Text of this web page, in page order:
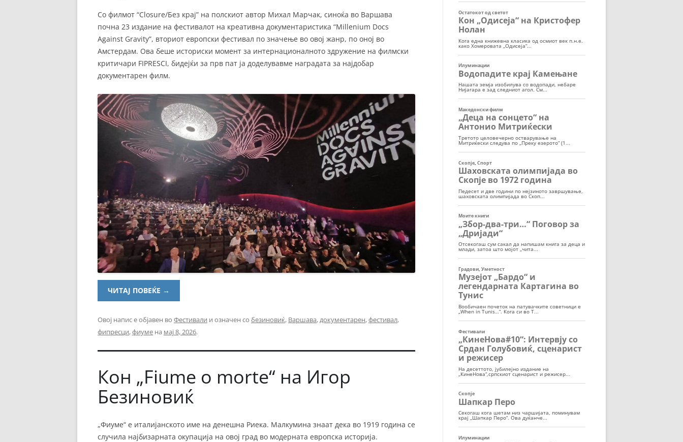
Со филмот “Closure/Без крај” на полскиот автор Михал Марчак, синоќа во Варшава
почна 23 издание на фестивалот на креативна документаристика “Millenium Docs
Against Gravity”, вториот европски фестивал по значење во овој жанр, по оној во
Амстердам. Ова беше историски момент за интернационалното здружение на филмски
критичари FIPRESCI, бидејќи за прв пат ја доделувавме наградата за најдобар
документарен филм.
ЧИТАЈ ПОВЕЌЕ →
Овој напис е објавен во Фестивали и означен со безиновиќ, Варшава,документарен,фестивал,
фипресци,фиуме на мај 8, 2026.
Кон „Fiume o morte“ на Игор
Безиновиќ
„Фиуме“ е италијанското име на денешна Риека. Малкумина знаат дека во 1919 година се
случила најбизарната окупација на овој град во модерната европска историја.